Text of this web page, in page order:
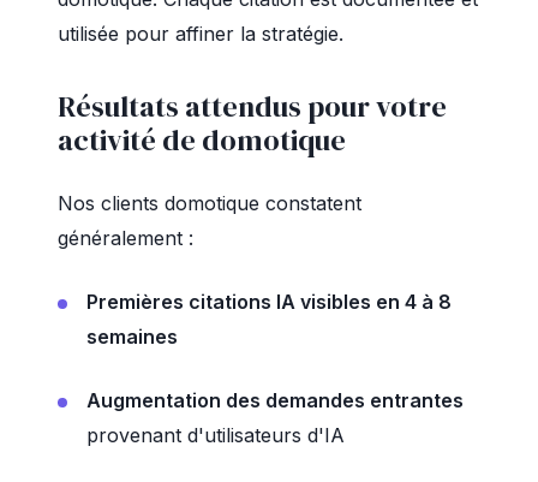
utilisée pour affiner la stratégie.
Résultats attendus pour votre
activité de domotique
Nos clients domotique constatent
généralement :
Premières citations IA visibles en 4 à 8
semaines
Augmentation des demandes entrantes
provenant d'utilisateurs d'IA